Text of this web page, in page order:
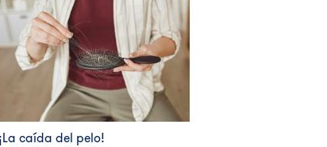
¡La caída del pelo!